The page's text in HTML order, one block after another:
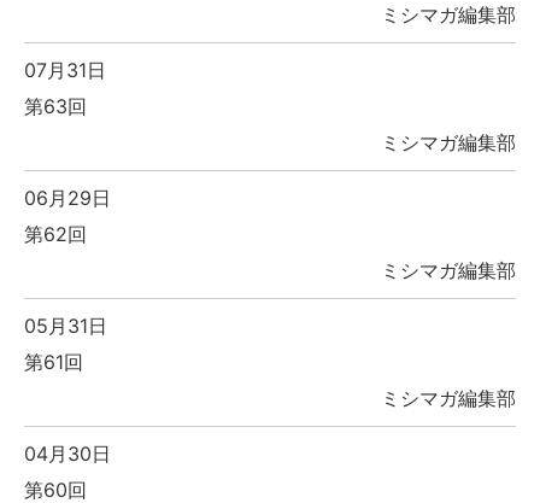
ミシマガ編集部
07月31日
第63回
ミシマガ編集部
06月29日
第62回
ミシマガ編集部
05月31日
第61回
ミシマガ編集部
04月30日
第60回